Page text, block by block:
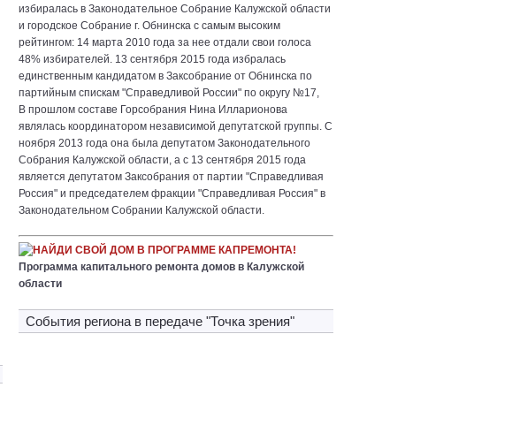
избиралась в Законодательное Собрание Калужской области
и городское Собрание г. Обнинска с самым высоким
рейтингом: 14 марта 2010 года за нее отдали свои голоса
48% избирателей. 13 сентября 2015 года избралась
единственным кандидатом в Заксобрание от Обнинска по
партийным спискам "Справедливой России" по округу №17,
В прошлом составе Горсобрания Нина Илларионова
являлась координатором независимой депутатской группы. С
ноября 2013 года она была депутатом Законодательного
Собрания Калужской области, а с 13 сентября 2015 года
является депутатом Заксобрания от партии "Справедливая
Россия" и председателем фракции "Справедливая Россия" в
Законодательном Собрании Калужской области.
НАЙДИ СВОЙ ДОМ В ПРОГРАММЕ КАПРЕМОНТА!
Программа капитального ремонта домов в Калужской
области
Cобытия региона в передачe "Точка зрения"